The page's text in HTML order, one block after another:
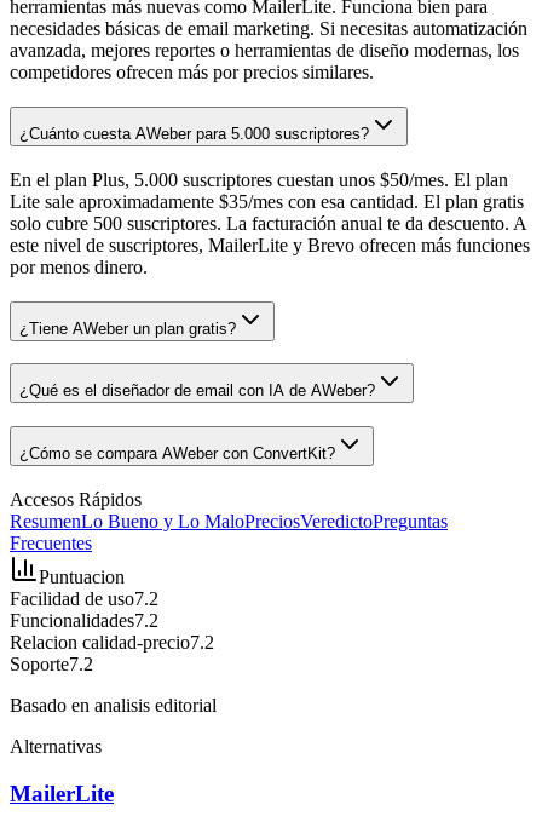
herramientas más nuevas como MailerLite. Funciona bien para
necesidades básicas de email marketing. Si necesitas automatización
avanzada, mejores reportes o herramientas de diseño modernas, los
competidores ofrecen más por precios similares.
¿Cuánto cuesta AWeber para 5.000 suscriptores?
En el plan Plus, 5.000 suscriptores cuestan unos $50/mes. El plan
Lite sale aproximadamente $35/mes con esa cantidad. El plan gratis
solo cubre 500 suscriptores. La facturación anual te da descuento. A
este nivel de suscriptores, MailerLite y Brevo ofrecen más funciones
por menos dinero.
¿Tiene AWeber un plan gratis?
¿Qué es el diseñador de email con IA de AWeber?
¿Cómo se compara AWeber con ConvertKit?
Accesos Rápidos
ResumenLo Bueno y Lo MaloPreciosVeredictoPreguntas
Frecuentes
Puntuacion
Facilidad de uso7.2
Funcionalidades7.2
Relacion calidad-precio7.2
Soporte7.2
Basado en analisis editorial
Alternativas
MailerLite